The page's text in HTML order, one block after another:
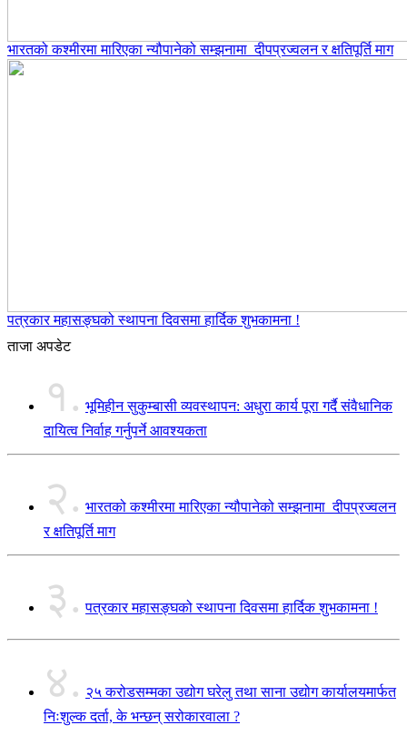
भारतको कश्मीरमा मारिएका न्यौपानेको सम्झनामा दीपप्रज्वलन र क्षतिपूर्ति माग
पत्रकार महासङ्घको स्थापना दिवसमा हार्दिक शुभकामना !
ताजा अपडेट
१. भूमिहीन सुकुम्बासी व्यवस्थापन: अधुरा कार्य पूरा गर्दै संवैधानिक
दायित्व निर्वाह गर्नुपर्ने आवश्यकता
२. भारतको कश्मीरमा मारिएका न्यौपानेको सम्झनामा दीपप्रज्वलन
र क्षतिपूर्ति माग
३. पत्रकार महासङ्घको स्थापना दिवसमा हार्दिक शुभकामना !
४. २५ करोडसम्मका उद्योग घरेलु तथा साना उद्योग कार्यालयमार्फत
निःशुल्क दर्ता, के भन्छन् सरोकारवाला ?